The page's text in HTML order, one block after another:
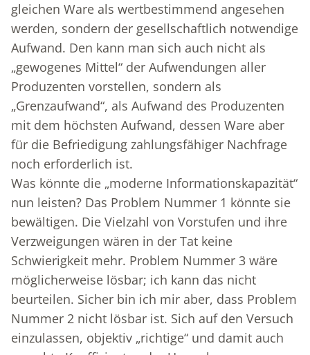
gleichen Ware als wertbestimmend angesehen
werden, sondern der gesellschaftlich notwendige
Aufwand. Den kann man sich auch nicht als
„gewogenes Mittel“ der Aufwendungen aller
Produzenten vorstellen, sondern als
„Grenzaufwand“, als Aufwand des Produzenten
mit dem höchsten Aufwand, dessen Ware aber
für die Befriedigung zahlungsfähiger Nachfrage
noch erforderlich ist.
Was könnte die „moderne Informationskapazität“
nun leisten? Das Problem Nummer 1 könnte sie
bewältigen. Die Vielzahl von Vorstufen und ihre
Verzweigungen wären in der Tat keine
Schwierigkeit mehr. Problem Nummer 3 wäre
möglicherweise lösbar; ich kann das nicht
beurteilen. Sicher bin ich mir aber, dass Problem
Nummer 2 nicht lösbar ist. Sich auf den Versuch
einzulassen, objektiv „richtige“ und damit auch